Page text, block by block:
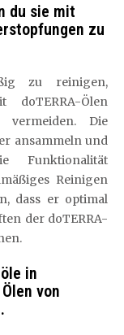
du sie mit
zu
zu reinigen,
Ölen
vermeiden. Die
ansammeln und
Funktionalität
Reinigen
dass er optimal
der doTERRA-
in
von